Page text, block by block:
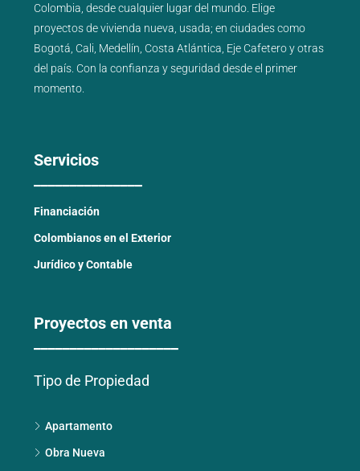
Colombia, desde cualquier lugar del mundo. Elige
proyectos devivienda nueva usada; en ciudades como
Bogotá Cali Medellín Costa Atlántica Eje Cafeteroyotras
del país . Con la confianza y seguridad desde el primer
momento.
Servicios
Financiación
Colombianos en el Exterior
Jurídico y Contable
Proyectos en venta
Tipo de Propiedad
Apartamento
Obra Nueva